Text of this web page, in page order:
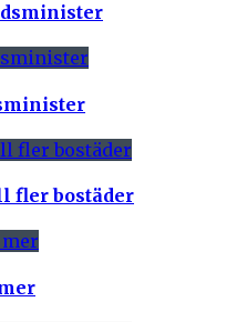
fler bostäder